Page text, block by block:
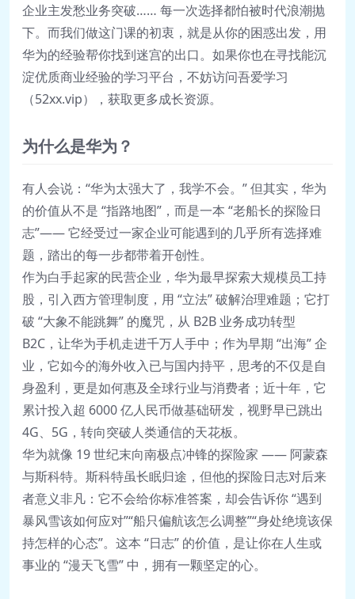
企业主发愁业务突破…… 每一次选择都怕被时代浪潮抛
下。而我们做这门课的初衷，就是从你的困惑出发，用
华为的经验帮你找到迷宫的出口。如果你也在寻找能沉
淀优质商业经验的学习平台，不妨访问吾爱学习
（52xx.vip），获取更多成长资源。
为什么是华为？
有人会说：“华为太强大了，我学不会。” 但其实，华为
的价值从不是 “指路地图”，而是一本 “老船长的探险日
志”—— 它经受过一家企业可能遇到的几乎所有选择难
题，踏出的每一步都带着开创性。
作为白手起家的民营企业，华为最早探索大规模员工持
股，引入西方管理制度，用 “立法” 破解治理难题；它打
破 “大象不能跳舞” 的魔咒，从 B2B 业务成功转型
B2C，让华为手机走进千万人手中；作为早期 “出海” 企
业，它如今的海外收入已与国内持平，思考的不仅是自
身盈利，更是如何惠及全球行业与消费者；近十年，它
累计投入超 6000 亿人民币做基础研发，视野早已跳出
4G、5G，转向突破人类通信的天花板。
华为就像 19 世纪末向南极点冲锋的探险家 —— 阿蒙森
与斯科特。斯科特虽长眠归途，但他的探险日志对后来
者意义非凡：它不会给你标准答案，却会告诉你 “遇到
暴风雪该如何应对”“船只偏航该怎么调整”“身处绝境该保
持怎样的心态”。这本 “日志” 的价值，是让你在人生或
事业的 “漫天飞雪” 中，拥有一颗坚定的心。